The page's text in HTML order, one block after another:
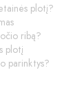
plotį?
ribą?
plotį
parinktys?